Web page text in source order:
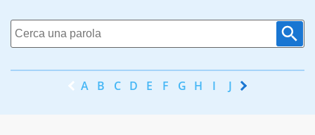
A B C D E F G H I J K